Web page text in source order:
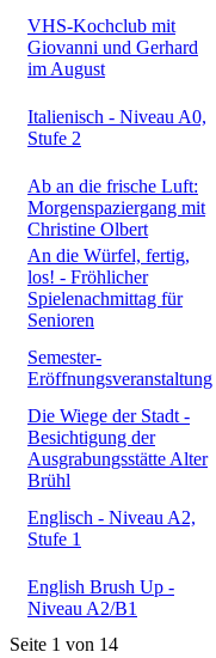
VHS-Kochclub mit
Giovanni und Gerhard
im August
Italienisch - Niveau A0,
Stufe 2
Ab an die frische Luft:
Morgenspaziergang mit
Christine Olbert
An die Würfel, fertig,
los! - Fröhlicher
Spielenachmittag für
Senioren
Semester-
Eröffnungsveranstaltung
Die Wiege der Stadt -
Besichtigung der
Ausgrabungsstätte Alter
Brühl
Englisch - Niveau A2,
Stufe 1
English Brush Up -
Niveau A2/B1
Seite 1 von 14